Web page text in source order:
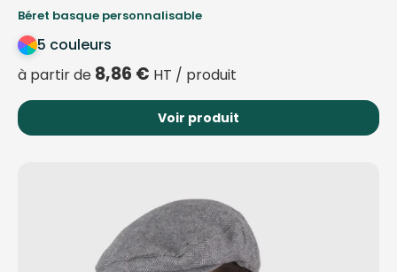
Béret basque personnalisable
5 couleurs
à partir de 8,86 € HT / produit
Voir produit